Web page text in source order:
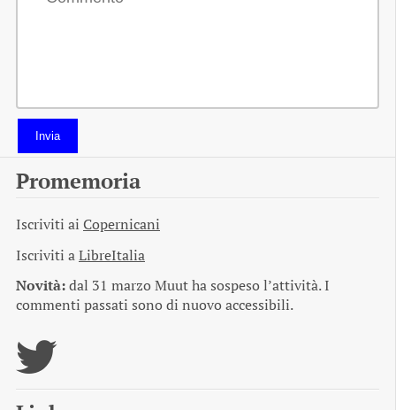
Invia
Promemoria
Iscriviti ai Copernicani
Iscriviti aLibreItalia
Novità:dal 31 marzo Muut ha sospeso l’attività. I
commenti passati sono di nuovo accessibili.